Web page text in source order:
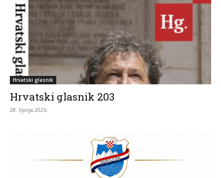
Hrvatski glasnik
Hrvatski glasnik 203
28. lipnja 2026.